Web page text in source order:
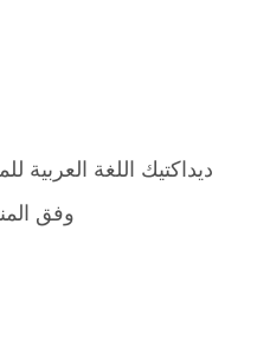
ديداكتيك اللغة
وفق